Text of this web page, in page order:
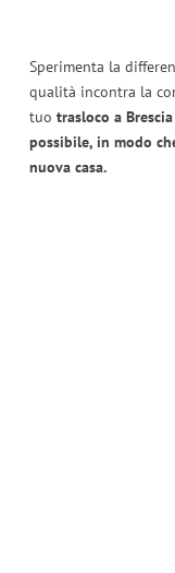
Sperimenta la
qualità incontra la
tuo trasloco a
possibile, in modo
nuova casa.